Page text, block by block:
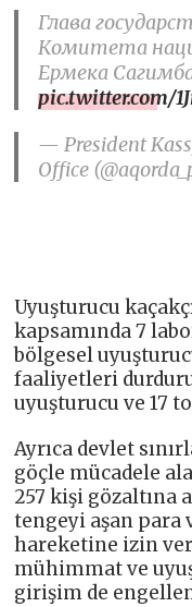
Глава
Комитета
Ермека
pic.twitter.com/
— President
Office
Uyuşturucu
kapsamında 7
bölgesel
faaliyetleri
uyuşturucu ve 17
Ayrıca devlet
göçle mücadele
257 kişi gözaltına
tengeyi aşan para
hareketine izin
mühimmat ve
girişim de